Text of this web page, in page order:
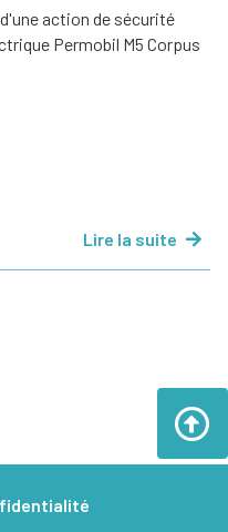
action de sécurité
Permobil M5 Corpus
Lire la suite